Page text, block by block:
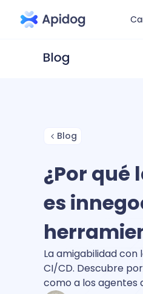
Blog
¿Por qué
es
La amigabilidad
CI/CD. Descubre
como a los agentes